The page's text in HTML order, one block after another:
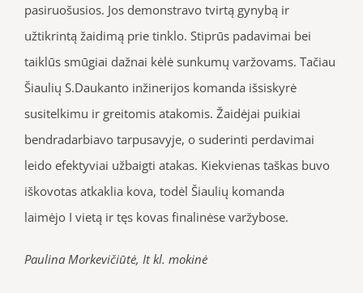
pasiruošusios. Jos demonstravo tvirtą gynybą ir
užtikrintą žaidimą prie tinklo. Stiprūs padavimai bei
taiklūs smūgiai dažnai kėlė sunkumų varžovams. Tačiau
Šiaulių S.Daukanto inžinerijos komanda išsiskyrė
susitelkimu ir greitomis atakomis. Žaidėjai puikiai
bendradarbiavo tarpusavyje, o suderinti perdavimai
leido efektyviai užbaigti atakas. Kiekvienas taškas buvo
iškovotas atkaklia kova, todėl Šiaulių komanda
laimėjo I vietą ir tęs kovas finalinėse varžybose.
Paulina Morkevičiūtė, It kl. mokinė